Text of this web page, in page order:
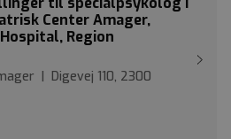
Center Amager,
Region
| Digevej 110, 2300